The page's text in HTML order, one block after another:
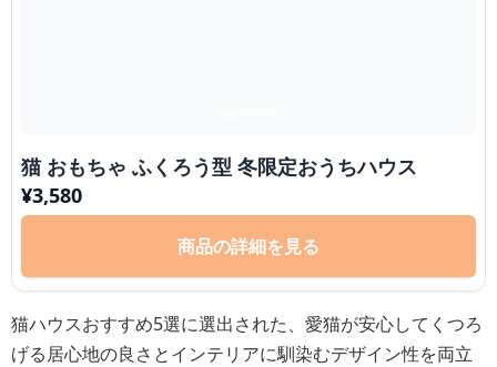
猫 おもちゃ ふくろう型 冬限定おうちハウス
¥3,580
商品の詳細を見る
猫ハウスおすすめ5選に選出された、愛猫が安心してくつろ
げる居心地の良さとインテリアに馴染むデザイン性を両立